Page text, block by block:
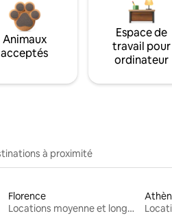
Animaux
acceptés
Espace de
travail pour
ordinateur
à proximité
Florence
Locations moyenne et longue durée